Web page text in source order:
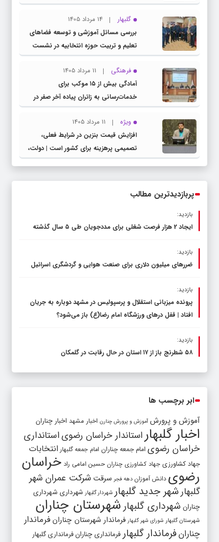
گلبهار
14 مرداد 1405
بررسی مسائل آموزشی و توسعه فضاهای
تعلیم و تربیت حوزه انتخابیه در نشست
مشترک عضو کمیسیون آموزش مجلس با
مدیرکل آموزش و پرورش خراسان رضوی
فرهنگی
11 مرداد 1405
آمادگی بیش از ۱۵ موکب برای
خدمات‌رسانی به زائران پیاده آخر صفر در
شهرستان چناران
ویژه
11 مرداد 1405
افزایش قیمت بنزین در شرایط فعلی،
تصمیمی پرهزینه برای کشور است | دولت،
قاچاق سوخت و عوامل اصلی ناترازی را
پربازدیدترین مطالب
بازدید:
ایجاد 2 هزار فرصت شغلی برای مددجویان طی ۵ سال گذشته
بازدید:
ضررهای میلیون دلاری برای صنعت هوایی و گردشگری اسرائیل
بازدید:
پرونده میزبانی استقلال و پرسپولیس در مشهد دوباره به جریان
افتاد | قفل در‌های ورزشگاه امام رضا(ع) باز می‌شود؟
بازدید:
۵۸ شطرنج‌ باز از ۱۷ استان در حال رقابت در گلمکان
ابر برچسب ها
آموزش و پرورش آموزش و پرورش چنارن اخبار مشهد اخبار چناران
اخبار گلبهار استاندار خراسان رضویاستانداری
خراسان رضوی امام جمعه چناران امام جمعه گلبهار انتخابات
جهاد کشاورزی جهاد کشاورزی چناران حسین امامی راد خراسان
رضوی دانش آموزان دهه فجر سرقت شرکت عمران شهر
گلبهارشهر جدید گلبهار شهردار گلبهار شهرداری شهرداری
چناران شهرداری گلبهار شهرستان چناران
شهرستان گلبهار شورای شهر گلبهار فرماندار شهرستان چناران فرماندار
چنارانفرماندار گلبهار فرمانداری چنارانفرمانداری گلبهار